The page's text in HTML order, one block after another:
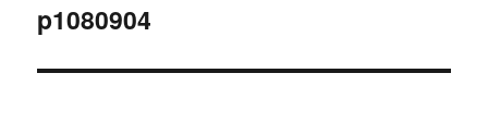
p1080904